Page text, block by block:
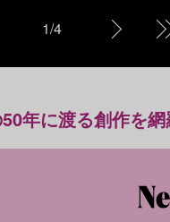
1/4
年に渡る創作を
現代の彫刻史にとって
ぶりとなる大規模な個